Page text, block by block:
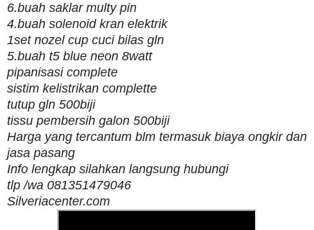
6.buah saklar multy pin
4.buah solenoid kran elektrik
1set nozel cup cuci bilas gln
5.buah t5 blue neon 8watt
pipanisasi complete
sistim kelistrikan complette
tutup gln 500biji
tissu pembersih galon 500biji
Harga yang tercantum blm termasuk biaya ongkir dan
jasa pasang
Info lengkap silahkan langsung hubungi
tlp /wa 081351479046
Silveriacenter.com